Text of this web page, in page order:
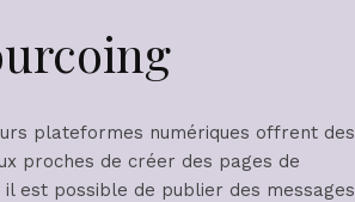
plateformes numériques offrent des
proches de créer des pages de
est possible de publier des messages